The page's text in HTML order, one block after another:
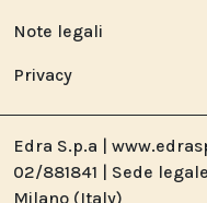
Note legali
Privacy
Edra S.p.a |
02/881841 | Sede
Milano (Italy)